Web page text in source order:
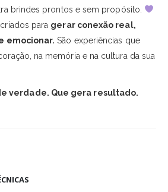
brindes prontos e sem propósito.
para gerar conexão real,
emocionar. São experiências que
na memória e na cultura da sua
verdade. Que gera resultado.